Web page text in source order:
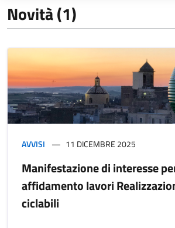
Novità (1)
AVVISI 11 DICEMBRE 2025
Manifestazione di interesse
affidamento lavori
ciclabili